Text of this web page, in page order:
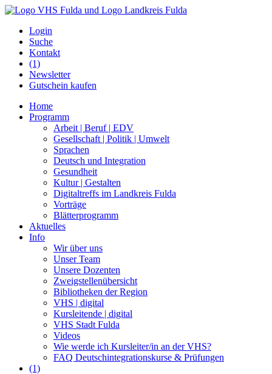
Login
Suche
Kontakt
(1)
Newsletter
Gutschein kaufen
Home
Programm
Arbeit | Beruf | EDV
Gesellschaft | Politik | Umwelt
Sprachen
Deutsch und Integration
Gesundheit
Kultur | Gestalten
Digitaltreffs im Landkreis Fulda
Vorträge
Blätterprogramm
Aktuelles
Info
Wir über uns
Unser Team
Unsere Dozenten
Zweigstellenübersicht
Bibliotheken der Region
VHS | digital
Kursleitende | digital
VHS Stadt Fulda
Videos
Wie werde ich Kursleiter/in an der VHS?
FAQ Deutschintegrationskurse & Prüfungen
(1)